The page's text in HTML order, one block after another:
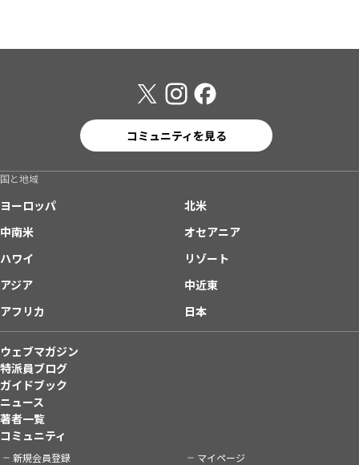
コミュニティを見る
国と地域
ヨーロッパ
北米
中南米
オセアニア
ハワイ
リゾート
アジア
中近東
アフリカ
日本
ウェブマガジン
特派員ブログ
ガイドブック
ニュース
著者一覧
コミュニティ
新規会員登録 マイページ